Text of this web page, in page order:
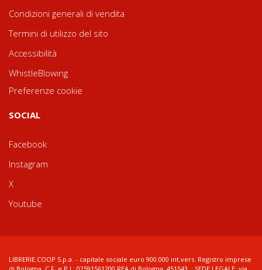
Condizioni generali di vendita
Termini di utilizzo del sito
Accessibilità
WhistleBlowing
Preferenze cookie
SOCIAL
Facebook
Instagram
X
Youtube
LIBRERIE.COOP S.p.a. - capitale sociale euro 900.000 int.vers. Registro imprese